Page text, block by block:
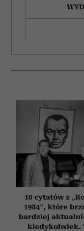
Wykorzystujemy
i reklam, aby
analizować ruch w
korzystasz z naszej
10 cytatów z
1984”, które
bardziej
kiedykolwiek.